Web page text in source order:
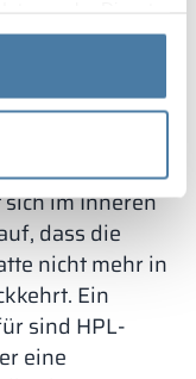
aufweisen
Platten
oder mit
im Inneren
dass die
nicht mehr in
Ein
sind HPL-
eine